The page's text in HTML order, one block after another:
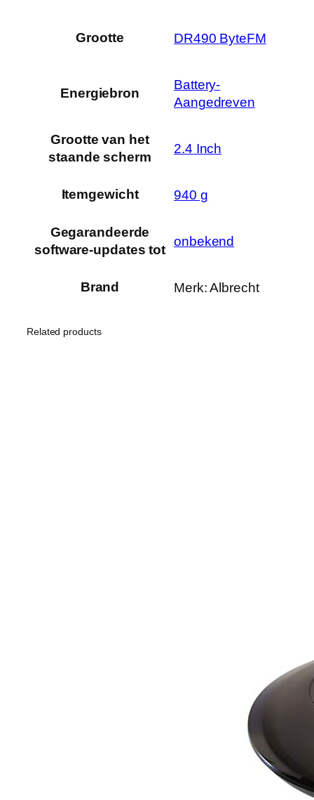
Grootte ‎DR490 ByteFM
Energiebron
‎Battery-
Aangedreven
Grootte van het
staande scherm
‎2.4 Inch
Itemgewicht ‎940 g
Gegarandeerde
software-updates tot
‎onbekend
Brand Merk: Albrecht
Related products